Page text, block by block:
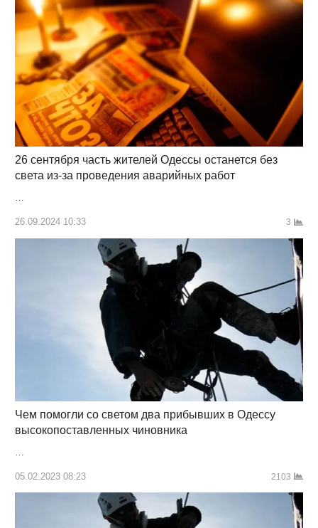
26 сентября часть жителей Одессы останется без
света из-за проведения аварийных работ
…
26.09.2024 10:33 3
Чем помогли со светом два прибывших в Одессу
высокопоставленных чиновника
05.02.2023 08:23 2103